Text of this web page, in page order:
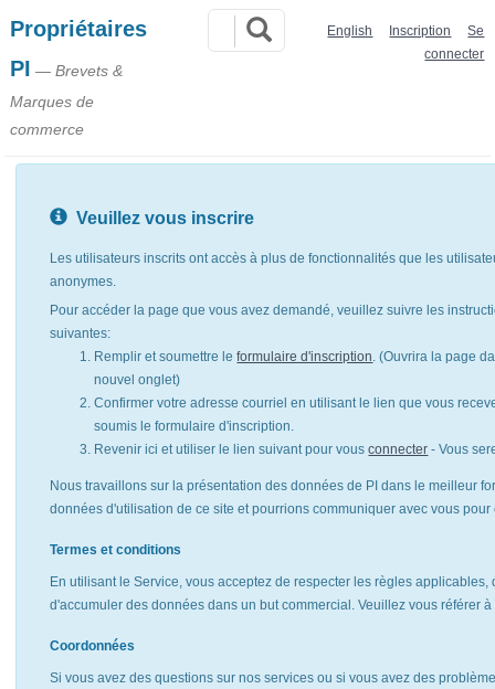
Propriétaires
PI — Brevets &
Marques de
commerce
English Inscription
Se
connecter
Veuillez vous inscrire
Les utilisateurs inscrits ont accès à plus de fonctionnalités que les
anonymes.
Pour accéder la page que vous avez demandé, veuillez suivre les
suivantes:
Remplir et soumettre leformulaire d'inscription. (Ouvrira la page
nouvel onglet)
Confirmer votre adresse courriel en utilisant le lien que vous
soumis le formulaire d'inscription.
Revenir ici et utiliser le lien suivant pour vousconnecter - Vous
Nous travaillons sur la présentation des données de PI dans le meilleur
données d'utilisation de ce site et pourrions communiquer avec vous
Termes et conditions
En utilisant le Service, vous acceptez de respecter les règles
d'accumuler des données dans un but commercial. Veuillez vous référer
Coordonnées
Si vous avez des questions sur nos services ou si vous avez des